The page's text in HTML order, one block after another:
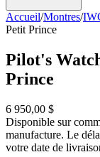
Accueil/Montres/
Petit Prince
Pilot's
Prince
6 950,00 $
Disponible sur
manufacture. Le
votre date de